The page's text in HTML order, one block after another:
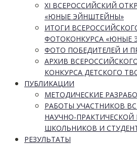
XI ВСЕРОССИЙСКИЙ
«ЮНЫЕ ЭЙНШТЕЙНЫ»
ИТОГИ
ФОТОКОНКУРСА «ЮНЫЕ
ФОТО ПОБЕДИТЕЛЕЙ И
АРХИВ
КОНКУРСА ДЕТСКОГО
ПУБЛИКАЦИИ
МЕТОДИЧЕСКИЕ
РАБОТЫ УЧАСТНИКОВ
НАУЧНО-
ШКОЛЬНИКОВ И
РЕЗУЛЬТАТЫ